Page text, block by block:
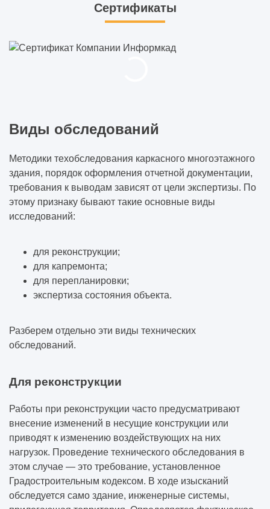
Сертификаты
Виды обследований
Методики техобследования каркасного многоэтажного
здания, порядок оформления отчетной документации,
требования к выводам зависят от цели экспертизы. По
этому признаку бывают такие основные виды
исследований:
для реконструкции;
для капремонта;
для перепланировки;
экспертиза состояния объекта.
Разберем отдельно эти виды технических
обследований.
Для реконструкции
Работы при реконструкции часто предусматривают
внесение изменений в несущие конструкции или
приводят к изменению воздействующих на них
нагрузок. Проведение технического обследования в
этом случае — это требование, установленное
Градостроительным кодексом. В ходе изысканий
обследуется само здание, инженерные системы,